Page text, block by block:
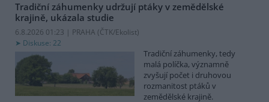
Tradiční záhumenky udržují ptáky v zemědělské
krajině, ukázala studie
6.8.2026 01:23 | PRAHA (ČTK/Ekolist)
Diskuse: 22
Tradiční záhumenky, tedy
malá políčka, významně
zvyšují počet i druhovou
rozmanitost ptáků v
zemědělské krajině.